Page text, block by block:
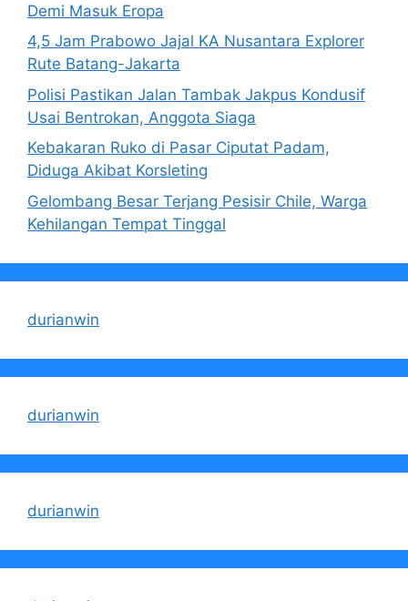
Demi Masuk Eropa
4,5 Jam Prabowo Jajal KA Nusantara Explorer
Rute Batang-Jakarta
Polisi Pastikan Jalan Tambak Jakpus Kondusif
Usai Bentrokan, Anggota Siaga
Kebakaran Ruko di Pasar Ciputat Padam,
Diduga Akibat Korsleting
Gelombang Besar Terjang Pesisir Chile, Warga
Kehilangan Tempat Tinggal
durianwin
durianwin
durianwin